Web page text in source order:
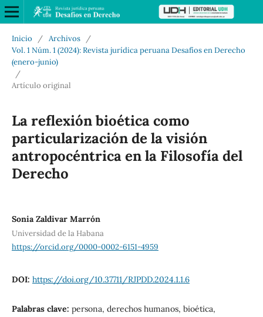
Inicio / Archivos
/
Vol. 1 Núm. 1 (2024): Revista jurídica peruana Desafíos en Derecho
(enero-junio)
/
Artículo original
La reflexión bioética como
particularización de la visión
antropocéntrica en la Filosofía del
Derecho
Sonia Zaldivar Marrón
Universidad de la Habana
https://orcid.org/0000-0002-6151-4959
DOI: https://doi.org/10.37711/RJPDD.2024.1.1.6
Palabras clave: persona, derechos humanos, bioética,